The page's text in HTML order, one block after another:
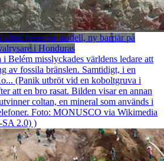
press på modell, ny barriär på
i Honduras
i Belém misslyckades världens ledare att
av fossila bränslen. Samtidigt, i en
(Panik utbröt vid en koboltgruva i
att en bro rasat. Bilden visar en annan
coltan, en mineral som används i
Foto: MONUSCO via Wikimedia
SA 2.0) )